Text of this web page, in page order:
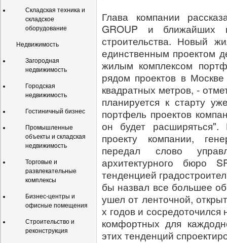
Складская техника и
складское
оборудование
Недвижимость
Загородная
недвижимость
Городская
недвижимость
Гостиничный бизнес
Промышленные
объекты и складская
недвижимость
Торговые и
развлекательные
комплексы
Бизнес-центры и
офисные помещения
Строительство и
реконструкция
Глава компании
GROUP и ближайших
строительства. Новый
единственным проектом
жилым комплексом
рядом проектов в
квадратных метров, -
планируется к старту
портфель проектов
он будет расширяться".
проекту компании,
передал слово
архитектурного бюро
тенденцией
бы назвал все большее
ушел от ленточной,
х годов и
комфортных для
этих тенденций